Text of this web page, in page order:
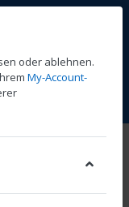
oder ablehnen.
My-Account-